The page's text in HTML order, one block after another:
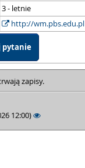
3 - letnie
http://wm.pbs.edu.pl
zapisy.
12:00)